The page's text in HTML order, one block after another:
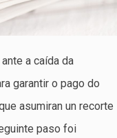
a caída da
garantir o pago do
asumiran un recorte
paso foi